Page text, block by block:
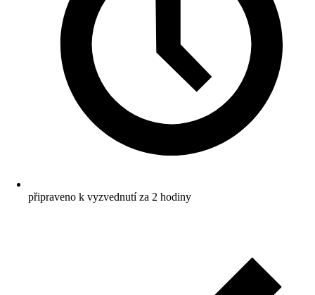
připraveno k vyzvednutí za 2 hodiny